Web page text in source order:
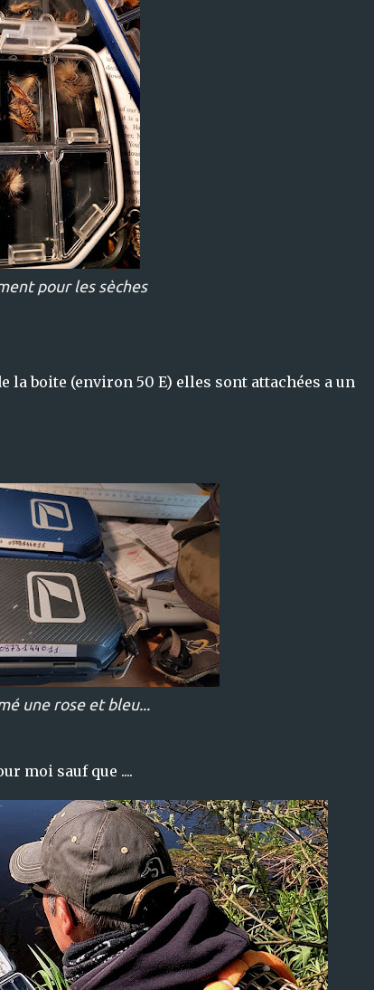
pour les sèches
la boite (environ 50 E) elles sont attachées a un
une rose et bleu...
moi sauf que ....